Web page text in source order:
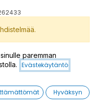
paremman
Evästekäytäntö
Hyväksyn